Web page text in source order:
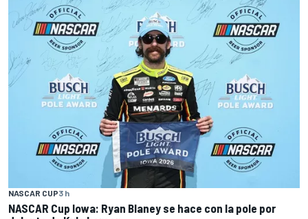
NASCAR CUP3 h
NASCAR Cup Iowa: Ryan Blaney se hace con la pole por